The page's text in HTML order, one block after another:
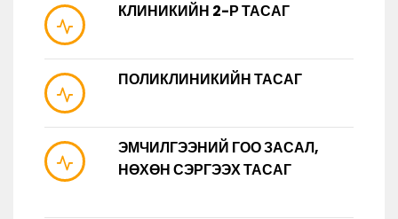
КЛИНИКИЙН 2-Р ТАСАГ
ПОЛИКЛИНИКИЙН ТАСАГ
ЭМЧИЛГЭЭНИЙ ГОО ЗАСАЛ,
НӨХӨН СЭРГЭЭХ ТАСАГ